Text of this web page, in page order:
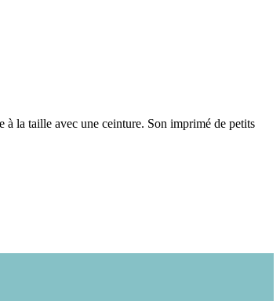
à la taille avec une ceinture. Son imprimé de petits